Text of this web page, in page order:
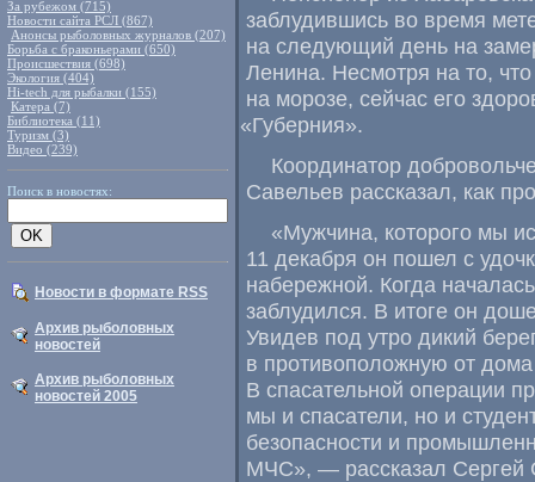
За рубежом (715)
Новости сайта РСЛ (867)
Анонсы рыболовных журналов (207)
Борьба с браконьерами (650)
Происшествия (698)
Экология (404)
Hi-tech для рыбалки (155)
Катера (7)
Библиотека (11)
Туризм (3)
Видео (239)
Поиск в новостях:
Новости в формате RSS
Архив рыболовных
новостей
Архив рыболовных
новостей 2005
заблудившись во время
на следующий день на
Ленина. Несмотря на то,
на морозе, сейчас его
«Губерния».
Координатор
Савельев рассказал, как
«Мужчина, которого мы
11 декабря он пошел с
набережной. Когда
заблудился. В итоге он
Увидев под утро дикий берег
в противоположную от дома
В спасательной операции
мы и спасатели, но и
безопасности и
МЧС», — рассказал Сергей